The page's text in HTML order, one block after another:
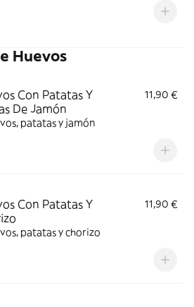
Huevos
Con Patatas Y
De Jamón
11,90 €
patatas y jamón
Con Patatas Y
11,90 €
patatas y chorizo